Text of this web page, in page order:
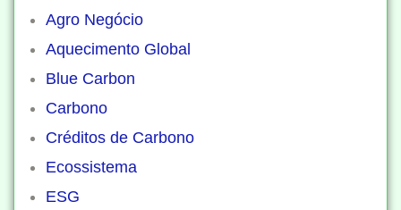
Agro Negócio
Aquecimento Global
Blue Carbon
Carbono
Créditos de Carbono
Ecossistema
ESG